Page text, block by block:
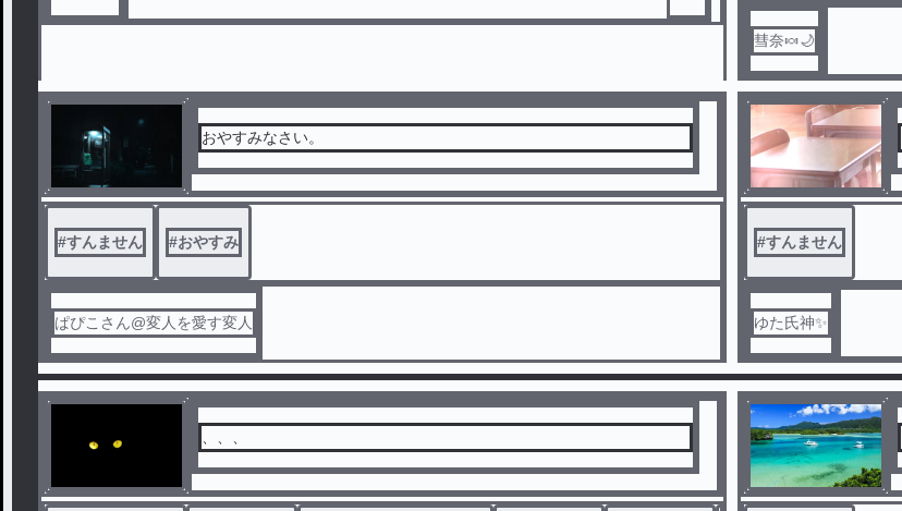
彗奈🍬🌙
おやすみなさい。
#すんません #おやすみ
ぱぴこさん@変人を愛す変人
#すんません
ゆた氏神✨